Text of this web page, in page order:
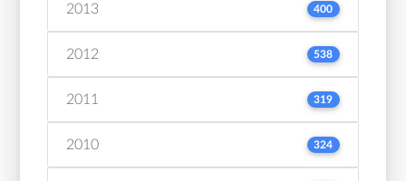
2013 400
2012 538
2011 319
2010 324